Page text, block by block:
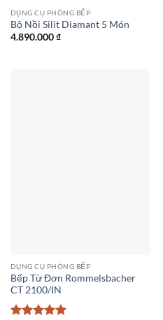
DỤNG CỤ PHÒNG BẾP
Bộ Nồi Silit Diamant 5 Món
4.890.000₫
DỤNG CỤ PHÒNG BẾP
Bếp Từ Đơn Rommelsbacher
CT 2100/IN